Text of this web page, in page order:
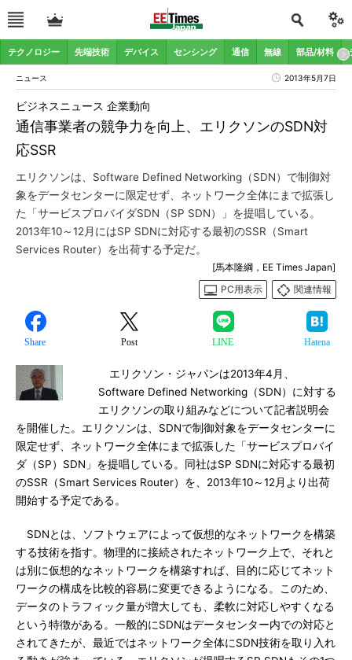
テクノロジー 先端技術 デバイス センシング 通信 無線 部品/材料
ニュース 2013年5月7日
通信事業者の競争力を向上、エリクソンのSDN対
応SSR
ビジネスニュース 企業動向
エリクソンは、Software Defined Networking（SDN）で制御対
象をデータセンターに限定せず、ネットワーク全体にまで拡張し
た「サービスプロバイダSDN（SP SDN）」を提唱している。
2013年10～12月にはSP SDNに対応する最初のSSR（Smart
Services Router）を出荷する予定だ。
[馬本隆綱，EE Times Japan]
PC用表示
関連情報
Share Post LINE Hatena
エリクソン・ジャパンは2013年4月、
Software Defined Networking（SDN）に対する
エリクソンの取り組みなどについて記者説明会
を開催した。エリクソンは、SDNで制御対象をデータセンターに
限定せず、ネットワーク全体にまで拡張した「サービスプロバイ
ダ（SP）SDN」を提唱している。同社はSP SDNに対応する最初
のSSR（Smart Services Router）を、2013年10～12月より出荷
開始する予定である。
SDNとは、ソフトウェアによって仮想的なネットワークを構築
する技術を指す。物理的に接続されたネットワーク上で、それと
は別に仮想的なネットワークを構築すれば、目的に応じてネット
ワークの構成を比較的容易に変更できるようになる。このため、
データのトラフィック量が増大しても、柔軟に対応しやすくなる
という特徴がある。一般的にSDNはデータセンター内での対応と
されてきたが、最近ではネットワーク全体にSDN技術を取り入れ